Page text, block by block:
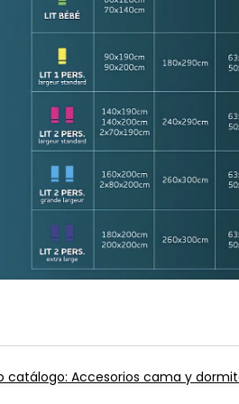
catálogo: Accesorios cama y